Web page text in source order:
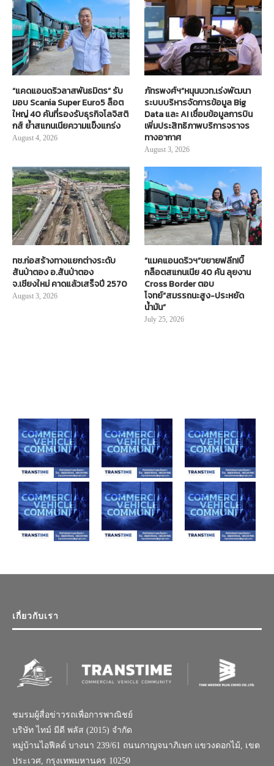
“แคดแอนดริวลาสพันธมิตร” รับ
มอบ Scania Super Euro5 ล็อต
ใหญ่ 40 คันที่รองรับธุรกิจโลจิสติ
กส์ ย้ำสแกนเนียความแข็งแกร่ง
August 4, 2026
ภัทรพงศ์ฯ”หนุนบวท.เร่งพัฒนา
ระบบบริหารจัดการข้อมูล Big
Data และ AI เชื่อมข้อมูลการบิน
เพิ่มประสิทธิภาพบริการจราจร
ทางอากาศ
August 3, 2026
ทช.ก่อสร้างทางแยกต่างระดับ
สันป่าตอง อ.สันป่าตอง
จ.เชียงใหม่ คาดแล้วเสร็จปี 2570
August 3, 2026
“แมคแอนดริวฯ”ขยายฟลีท!บิ๊
กล็อตสแกนเนีย 40 คัน ลุยงาน
Cross Border ตอบ
โจทย์“สมรรถนะสูง-ประหยัด
น้ำมัน”
July 25, 2026
เกี่ยวกับเรา
ชมรมผู้สื่อข่าวรถเพื่อการพาณิชย์
บริษัท ไทม์ มีดี พลัส (2015) จำกัด
หมู่บ้านไอฟีลด์ บางนา 239/61 ถนนกาญจนาภิเษก แขวงดอกไม้, เขต
ประเวศ, กรุงเทพมหานคร 10250